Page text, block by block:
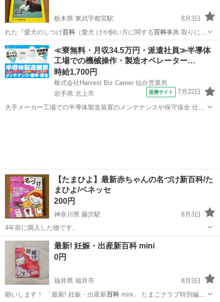
栃木県 東武宇都宮駅
8月3日
れた『愛犬のしつけ百科（愛犬 けや飼い方に関する百科事典 取りに来
ら…
栃木 宇都宮市 東武宇都宮駅 その他
≪寮無料・月収34.5万円・派遣社員≫半導体
工場での機械操作・製造オペレーター…
時給1,700円
株式会社Harvest Biz Career 仙台営業所
岩手県 北上市
提携サイト 7月22日
大手メーカー工場での半導体製造装置のメンテナンスや保守保全 仕事
【たまひよ】最新赤ちゃんの名づけ新百科/た
まひよ/ベネッセ
200円
神奈川県 藤沢駅
8月3日
4年前に購入した物です。
神奈川 藤沢市 藤沢駅 その他
最新! 妊娠・出産新百科 mini
0円
福井県 福井市
8月3日
願いします！ 「最新! 妊娠・出産新百科mini」 たまごクラブ特別編集